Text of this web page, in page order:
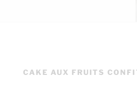
CAKE AUX FRUITS